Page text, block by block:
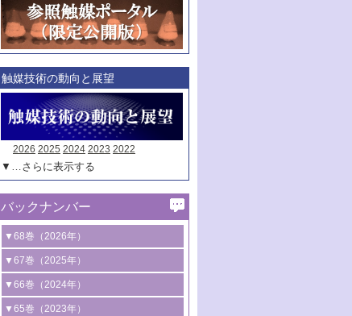
触媒技術の動向と展望
2026 2025 2024 2023 2022
▼…さらに表示する
バックナンバー
▼68巻（2026年）
1号 過酸化水素合成に関する研究動向
2号 コンピューター技術により加速する
触媒開発
▼67巻（2025年）
1号 CO
水素化によるグリーン燃料/グリ
ーンケミカル製造
▼66巻（2024年）
1号 低次元ナノ構造を有する触媒材料
▼65巻（2023年）